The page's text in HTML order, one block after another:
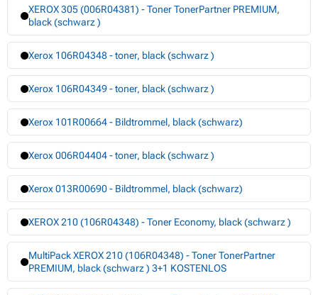
XEROX 305 (006R04381) - Toner TonerPartner PREMIUM,
black (schwarz )
Xerox 106R04348 - toner, black (schwarz )
Xerox 106R04349 - toner, black (schwarz )
Xerox 101R00664 - Bildtrommel, black (schwarz)
Xerox 006R04404 - toner, black (schwarz )
Xerox 013R00690 - Bildtrommel, black (schwarz)
XEROX 210 (106R04348) - Toner Economy, black (schwarz )
MultiPack XEROX 210 (106R04348) - Toner TonerPartner
PREMIUM, black (schwarz ) 3+1 KOSTENLOS